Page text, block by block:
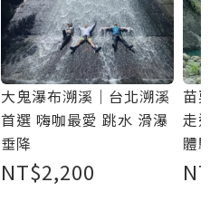
大鬼瀑布溯溪｜台北溯溪
首選 嗨咖最愛 跳水 滑瀑
垂降
NT$2,200
苗
走
體